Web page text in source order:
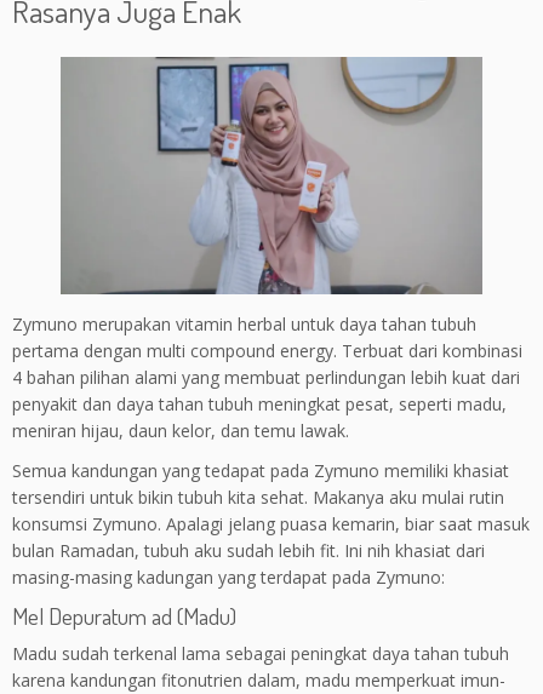
Rasanya Juga Enak
Zymuno merupakan vitamin herbal untuk daya tahan tubuh
pertama dengan multi compound energy. Terbuat dari kombinasi
4 bahan pilihan alami yang membuat perlindungan lebih kuat dari
penyakit dan daya tahan tubuh meningkat pesat, seperti madu,
meniran hijau, daun kelor, dan temu lawak.
Semua kandungan yang tedapat pada Zymuno memiliki khasiat
tersendiri untuk bikin tubuh kita sehat. Makanya aku mulai rutin
konsumsi Zymuno. Apalagi jelang puasa kemarin, biar saat masuk
bulan Ramadan, tubuh aku sudah lebih fit. Ini nih khasiat dari
masing-masing kadungan yang terdapat pada Zymuno:
Mel Depuratum ad (Madu)
Madu sudah terkenal lama sebagai peningkat daya tahan tubuh
karena kandungan fitonutrien dalam, madu memperkuat imun-